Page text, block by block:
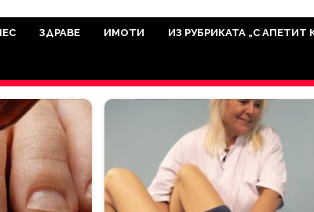
да отразява всичко
на нашия сайт са от
затова държим на
ЗДРАВЕ ИМОТИ ИЗ РУБРИКАТА „С АПЕТИТ